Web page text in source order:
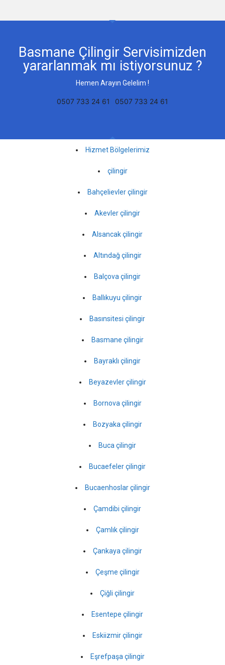
Basmane Çilingir Servisimizden
yararlanmak mı istiyorsunuz ?
Hemen Arayın Gelelim !
0507 733 24 61 0507 733 24 61
Hizmet Bölgelerimiz
çilingir
Bahçelievler çilingir
Akevler çilingir
Alsancak çilingir
Altındağ çilingir
Balçova çilingir
Ballıkuyu çilingir
Basınsitesi çilingir
Basmane çilingir
Bayraklı çilingir
Beyazevler çilingir
Bornova çilingir
Bozyaka çilingir
Buca çilingir
Bucaefeler çilingir
Bucaenhoslar çilingir
Çamdibi çilingir
Çamlık çilingir
Çankaya çilingir
Çeşme çilingir
Çiğli çilingir
Esentepe çilingir
Eskiizmir çilingir
Eşrefpaşa çilingir